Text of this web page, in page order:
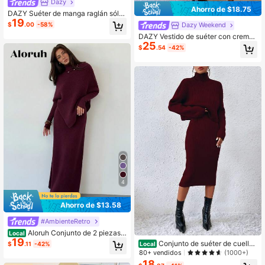
Dazy
DAZY Suéter de manga raglán sólid
a y falda de punto, ropa de mujer de
otoño
$19.00 -58%
4
Ahorro de $13.58
#AmbienteRetro
Local Aloruh Conjunto de 2 piezas d
e suéter y falda de punto morado, n
uevo conjunto de invierno de mujer,
$19.11 -42%
Ahorro de $18.75
Dazy Weekend
DAZY Vestido de suéter con cremall
era de cuarto, ropa de mujer de oto
ño
$25.54 -42%
Local Conjunto de suéter de cuello
alto de unicolor con hombros caído
s y manga larga, y vestido de punto
80+ vendidos (1000+)